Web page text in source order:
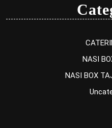
NASI
NASI BOX